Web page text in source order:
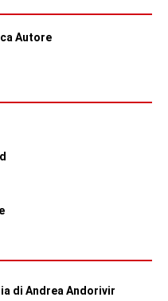
Autore
di Andrea Andorivir